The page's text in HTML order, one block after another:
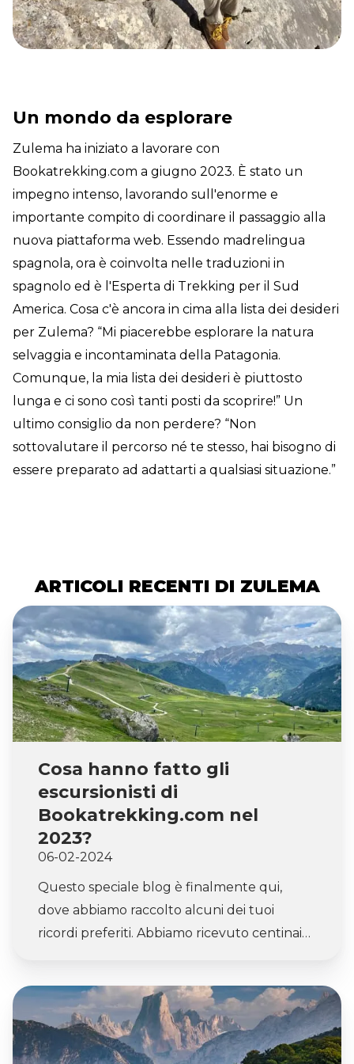
Un mondo da esplorare
Zulema ha iniziato a lavorare con
Bookatrekking.com a giugno 2023. È stato un
impegno intenso, lavorando sull'enorme e
importante compito di coordinare il passaggio alla
nuova piattaforma web. Essendo madrelingua
spagnola, ora è coinvolta nelle traduzioni in
spagnolo ed è l'Esperta di Trekking per il Sud
America. Cosa c'è ancora in cima alla lista dei desideri
per Zulema? “Mi piacerebbe esplorare la natura
selvaggia e incontaminata della Patagonia.
Comunque, la mia lista dei desideri è piuttosto
lunga e ci sono così tanti posti da scoprire!” Un
ultimo consiglio da non perdere? “Non
sottovalutare il percorso né te stesso, hai bisogno di
essere preparato ad adattarti a qualsiasi situazione.”
ARTICOLI RECENTI DI ZULEMA
Cosa hanno fatto gli
escursionisti di
Bookatrekking.com nel
2023?
06-02-2024
Questo speciale blog è finalmente qui,
dove abbiamo raccolto alcuni dei tuoi
ricordi preferiti. Abbiamo ricevuto centinaia
condividere con te in questo post. In questo
blog, troverai il meglio del meglio, un mix
delle viste più belle catturate dai nostri